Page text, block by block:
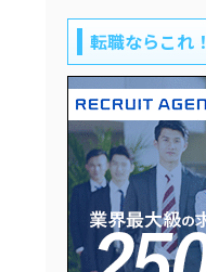
転職ならこれ！